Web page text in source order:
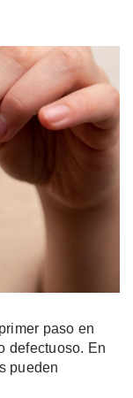
paso en
defectuoso. En
pueden